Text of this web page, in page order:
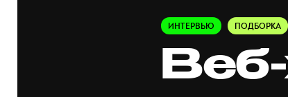
ИНТЕРВЬЮ ПОДБОРКА